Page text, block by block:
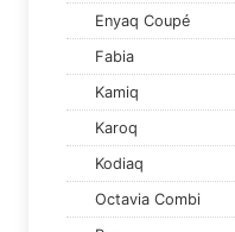
Enyaq Coupé
Fabia
Kamiq
Karoq
Kodiaq
Octavia Combi